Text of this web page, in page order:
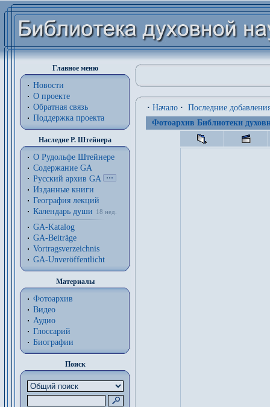
Главное меню
Новости
О проекте
Обратная связь
Поддержка проекта
Наследие Р. Штейнера
О Рудольфе Штейнере
Содержание GA
Русский архив GA
Изданные книги
География лекций
Календарь души
18 нед.
GA-Katalog
GA-Beiträge
Vortragsverzeichnis
GA-Unveröffentlicht
Материалы
Фотоархив
Видео
Аудио
Глоссарий
Биографии
Поиск
· Начало · Последние
Фотоархив Библиотеки